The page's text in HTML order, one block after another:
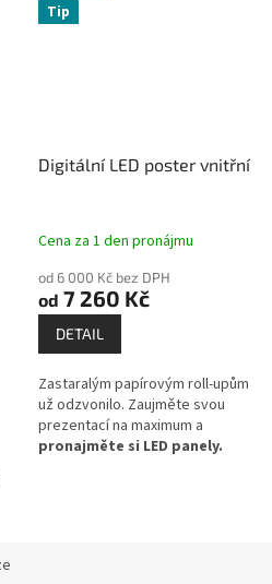
Tip
Digitální LED poster vnitřní
Cena za 1 den pronájmu
od 6 000 Kč bez DPH
od 7 260 Kč
DETAIL
Zastaralým papírovým roll-upům
už odzvonilo. Zaujměte svou
prezentací na maximum a
pronajměte si LED panely.